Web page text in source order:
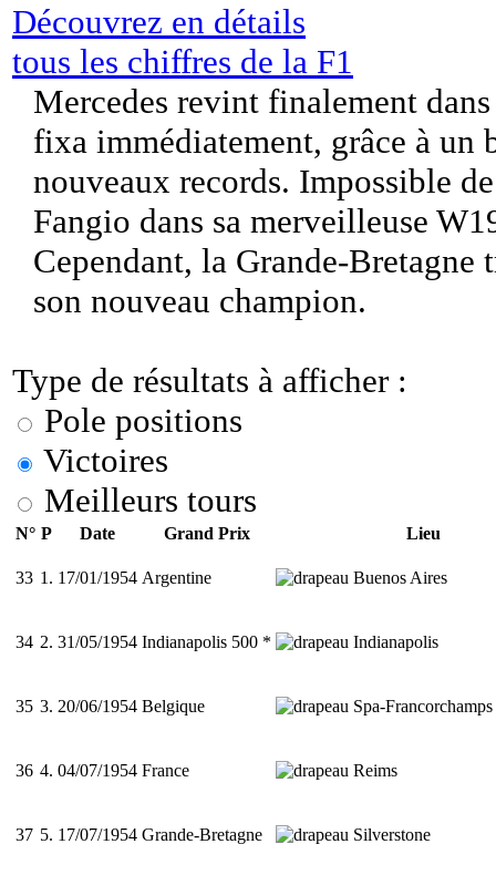
Découvrez en détails
tous les chiffres de la F1
Mercedes revint finalement
fixa immédiatement, grâce à un
nouveaux records. Impossible
Fangio dans sa merveilleuse
Cependant, la Grande-
son nouveau champion.
Type de résultats à afficher :
Pole positions
Victoires
Meilleurs tours
N° P Date Grand Prix Lieu
33 1. 17/01/1954 Argentine Buenos Aires
34 2. 31/05/1954 Indianapolis 500 * Indianapolis
35 3. 20/06/1954 Belgique Spa-Francorchamps
36 4. 04/07/1954 France Reims
37 5. 17/07/1954 Grande-Bretagne Silverstone